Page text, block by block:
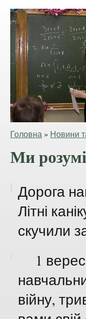
Головна » Новини
Ми
Дорога
Літні
скучили
1
війну,